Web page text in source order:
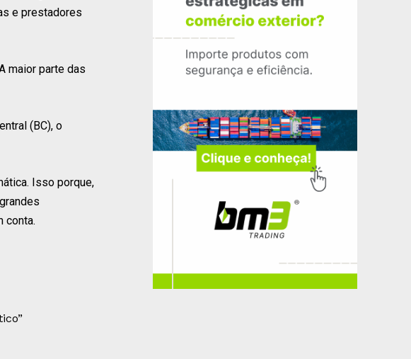
e prestadores
maior parte das
(BC), o
Isso porque,
conta.